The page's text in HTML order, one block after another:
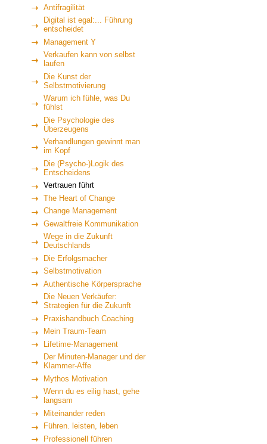
Antifragilität
Digital ist egal:... Führung
entscheidet
Management Y
Verkaufen kann von selbst
laufen
Die Kunst der
Selbstmotivierung
Warum ich fühle, was Du
fühlst
Die Psychologie des
Überzeugens
Verhandlungen gewinnt man
im Kopf
Die (Psycho-)Logik des
Entscheidens
Vertrauen führt
The Heart of Change
Change Management
Gewaltfreie Kommunikation
Wege in die Zukunft
Deutschlands
Die Erfolgsmacher
Selbstmotivation
Authentische Körpersprache
Die Neuen Verkäufer:
Strategien für die Zukunft
Praxishandbuch Coaching
Mein Traum-Team
Lifetime-Management
Der Minuten-Manager und der
Klammer-Affe
Mythos Motivation
Wenn du es eilig hast, gehe
langsam
Miteinander reden
Führen. leisten, leben
Professionell führen